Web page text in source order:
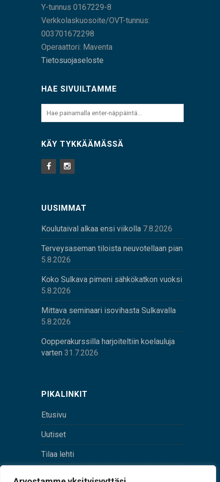
Y-tunnus 0167229-8
Verkkolaskuosoite/OVT-tunnus:
003701672298
Operaattori: Maventa
Tietosuojaseloste
HAE SIVUILTAMME
KÄY TYKKÄÄMÄSSÄ
UUSIMMAT
Koulutaival alkaa ensi viikolla 7.8.2026
Terveysaseman tiloista neuvotellaan pian
5.8.2026
Koko Sulkava pimeni sähkökatkon vuoksi
5.8.2026
Mittava seminaari isovihasta Sulkavalla
5.8.2026
Oopperakurssilla harjoiteltiin koelauluja
varten 31.7.2026
PIKALINKIT
Etusivu
Uutiset
Tilaa lehti